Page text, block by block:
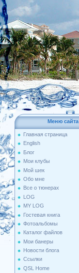
Меню сайта
Главная страница
English
Блог
Мои клубы
Мой шек
Обо мне
Все о тюнерах
LOG
MY LOG
Гостевая книга
Фотоальбомы
Каталог файлов
Мои банеры
Новости блога
Ссылки
QSL Home